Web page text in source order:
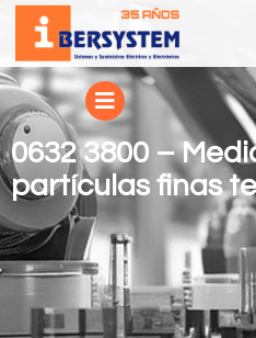
0632 3800 –
partículas finas